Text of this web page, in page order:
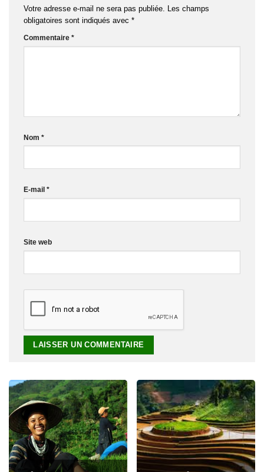
Votre adresse e-mail ne sera pas publiée.
Les champs
obligatoires sont indiqués avec *
Commentaire *
Nom *
E-mail *
Site web